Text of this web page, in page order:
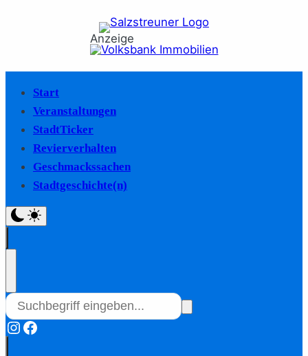
Anzeige
Start
Veranstaltungen
StadtTicker
Revierverhalten
Geschmackssachen
Stadtgeschichte(n)
Instagram
Facebook